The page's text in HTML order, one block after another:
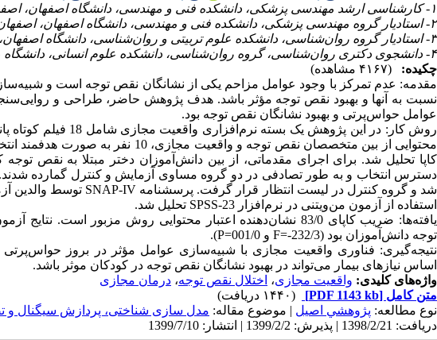
۱- کارشناسی ارشد مهندسی پزشکی، دانشکده فنی و مهندسی، دانشگاه اصفهان، اصفهان، ایران
۲- استادیار گروه مهندسی پزشکی، دانشکده فنی و مهندسی، دانشگاه اصفهان، اصفهان، ایران
۳- استادیار گروه روان‌شناسی، دانشکده علوم تربیتی و روان‌شناسی، دانشگاه اصفهان، اصفهان، ایران
۴- دانشجوی دکتری روان‌شناسی، گروه روان‌شناسی، دانشکده علوم انسانی، دانشگاه علم و هنر یزد، یزد، ایران
چکیده:
(۴۱۶۷ مشاهده)
مقدمه: عدم تمرکز با وجود عوامل مزاحم یکی از نشانگان نقص توجه است و
نسبت به آنها و بهبود نقص توجه مؤثر باشد. هدف پژوهش حاضر، طراحی و
عوامل حواس‌پرتی و بهبود نشانگان نقص توجه بود.
روش‌ کار:
در این پژوهش یک
محتوایی از بین‌ متخصصان نقص توجه و
شد و گروه کنترل در لیست انتظار قرار گرفت. پرسشنامه SNAP-IV توسط والدین
استفاده از آزمون من‌ویتنی در نرم‌افزار SPSS-23 تحلیل شد.
یافته‌ها:
ضریب کاپای 83/0 نشا‌ن‌دهنده‌ اعتبار محتوایی روش مزبور است.
توجه دانش‌آموزان بود (232/3- =
F و 001/0 P=
).
نتیجه‌گیری: فناوری واقعیت مجازی با شبیه‌سازی‌ عوامل مؤثر در بروز
اساس نیازهای بیمار می‌تواند در بهبود نشانگان نقص توجه در کودکان موثر باشد.
واژه‌های کلیدی: واقعیت مجازی، اختلال نقص توجه، درمان مجازی
متن کامل [PDF 1143 kb]
(۱۴۴۰ دریافت)
نوع مطالعه: پژوهشي اصیل | موضوع مقاله: مدل سازی شناختی، پردازش سیگنال و
دریافت: 1398/2/21 | پذیرش: 1399/2/2 | انتشار: 1399/7/10